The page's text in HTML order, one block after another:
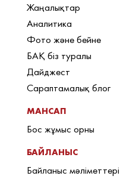
Жаңалықтар
Аналитика
Фото және бейне
БАҚ біз туралы
Дайджест
Сараптамалық блог
МАНСАП
Бос жұмыс орны
БАЙЛАНЫС
Байланыс мәліметтері